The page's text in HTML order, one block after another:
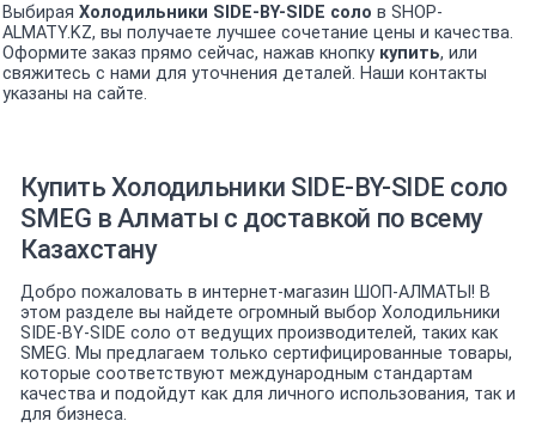
Выбирая Холодильники SIDE-BY-SIDE соло в SHOP-
ALMATY.KZ, вы получаете лучшее сочетание цены и качества.
Оформите заказ прямо сейчас, нажав кнопку купить, или
свяжитесь с нами для уточнения деталей. Наши контакты
указаны на сайте.
Купить Холодильники SIDE-BY-SIDE соло
SMEG в Алматы с доставкой по всему
Казахстану
Добро пожаловать в интернет-магазин ШОП-АЛМАТЫ! В
этом разделе вы найдете огромный выбор Холодильники
SIDE-BY-SIDE соло от ведущих производителей, таких как
SMEG. Мы предлагаем только сертифицированные товары,
которые соответствуют международным стандартам
качества и подойдут как для личного использования, так и
для бизнеса.